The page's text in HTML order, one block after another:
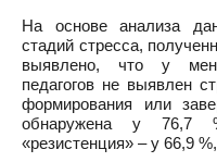
На основе анализа
стадий стресса,
выявлено, что у
педагогов не выявлен
формирования или
обнаружена у 76,7
«резистенция» – у 66,9